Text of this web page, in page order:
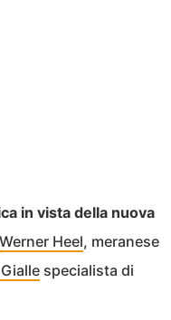
in vista della nuova
Werner Heel, meranese
specialista di